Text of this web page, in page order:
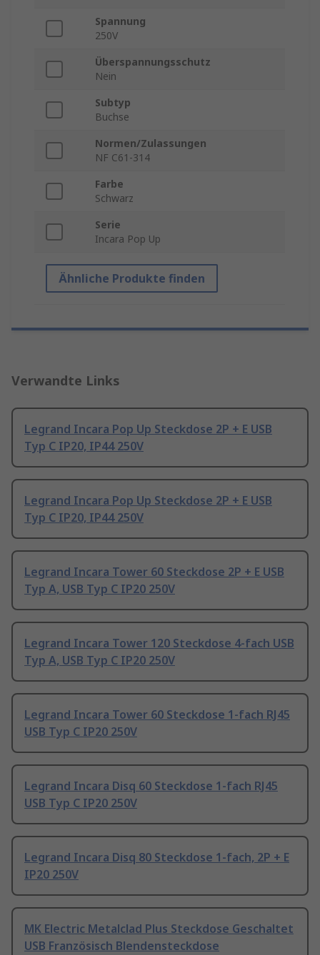
Spannung
250V
Überspannungsschutz
Nein
Subtyp
Buchse
Normen/Zulassungen
NF C61-314
Farbe
Schwarz
Serie
Incara Pop Up
Ähnliche Produkte finden
Verwandte Links
Legrand Incara Pop Up Steckdose 2P + E USB
Typ C IP20, IP44 250V
Legrand Incara Pop Up Steckdose 2P + E USB
Typ C IP20, IP44 250V
Legrand Incara Tower 60 Steckdose 2P + E USB
Typ A, USB Typ C IP20 250V
Legrand Incara Tower 120 Steckdose 4-fach USB
Typ A, USB Typ C IP20 250V
Legrand Incara Tower 60 Steckdose 1-fach RJ45
USB Typ C IP20 250V
Legrand Incara Disq 60 Steckdose 1-fach RJ45
USB Typ C IP20 250V
Legrand Incara Disq 80 Steckdose 1-fach, 2P + E
IP20 250V
MK Electric Metalclad Plus Steckdose Geschaltet
USB Französisch Blendensteckdose